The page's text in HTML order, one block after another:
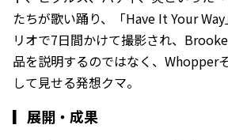
たちが歌い踊り、「Have It Your Way
リオで7日間かけて撮影され、
品を説明するのではなく、Whopper
して見せる発想クマ。
▎ 展開・成果